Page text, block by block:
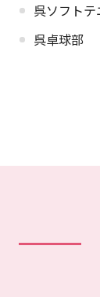
呉ソフト
呉卓球部